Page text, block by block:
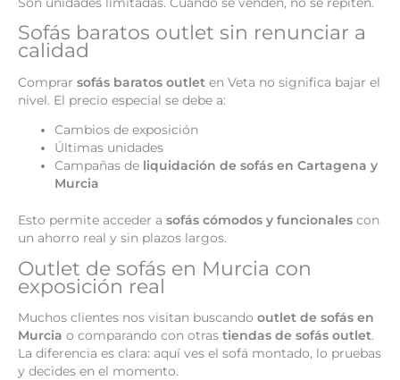
Sofás baratos outlet sin renunciar a
calidad
Comprar sofás baratos outlet en Veta no significa bajar el
nivel. El precio especial se debe a:
Cambios de exposición
Últimas unidades
Campañas de liquidación de sofás en Cartagena y
Murcia
Esto permite acceder a sofás cómodos y funcionales con
un ahorro real y sin plazos largos.
Outlet de sofás en Murcia con
exposición real
Muchos clientes nos visitan buscando outlet de sofás en
Murcia o comparando con otras tiendas de sofás outlet.
La diferencia es clara: aquí ves el sofá montado, lo pruebas
y decides en el momento.